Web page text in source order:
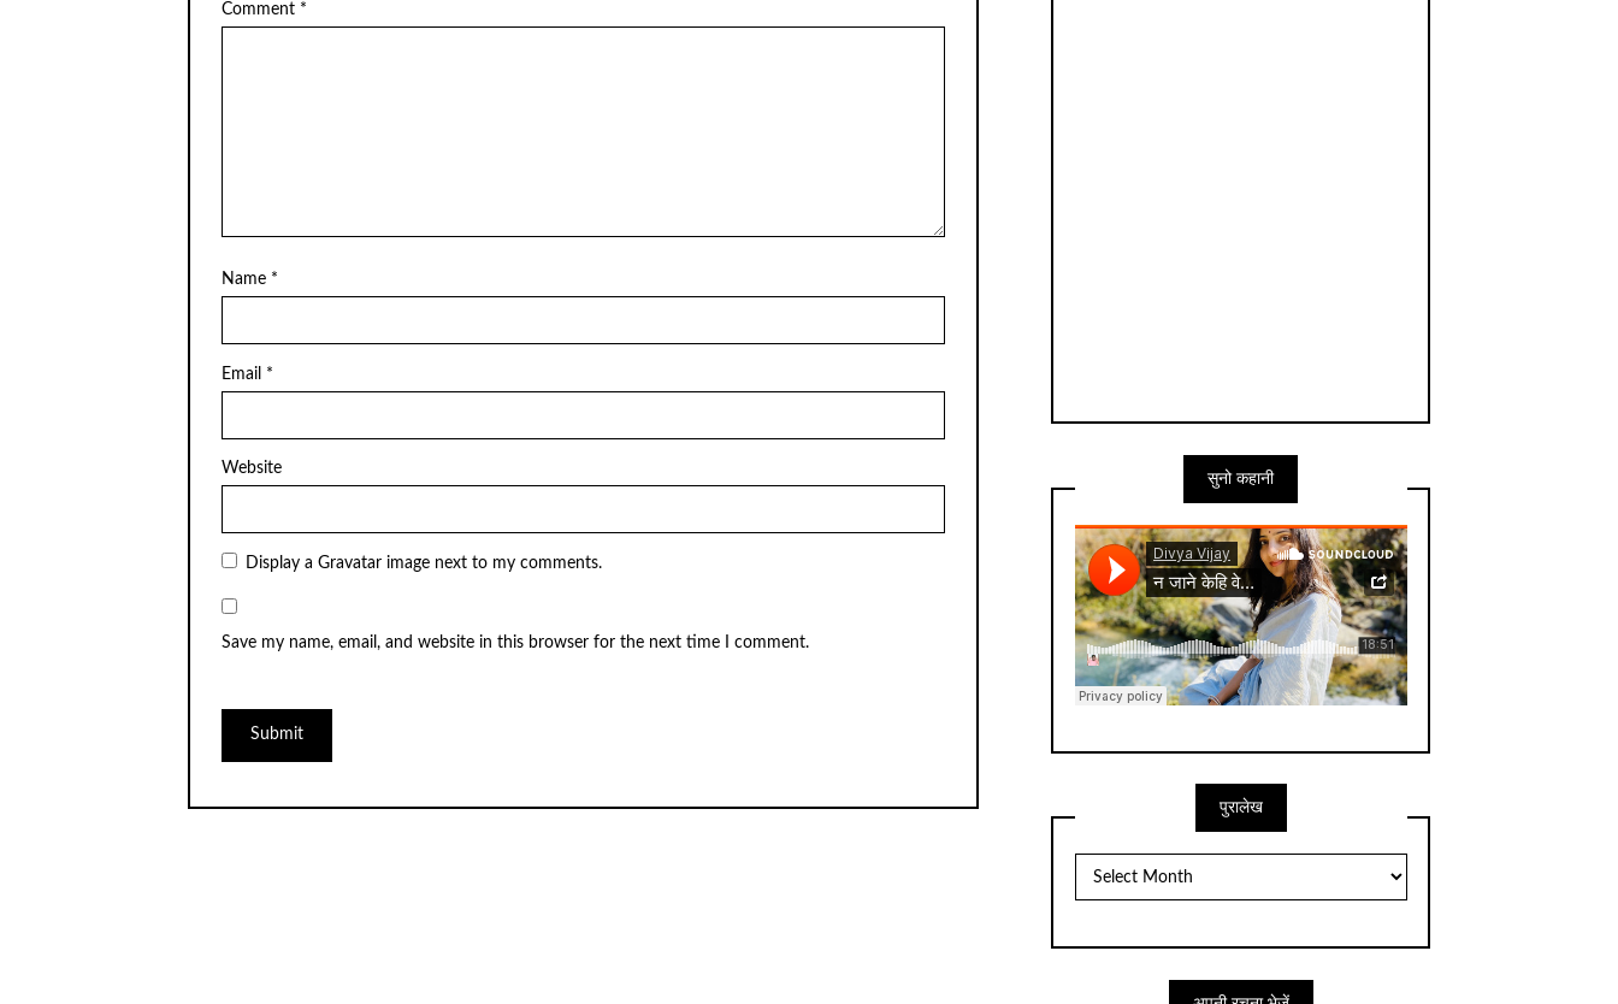
Comment *
Name *
Email *
Website
Display aGravatar image next to my comments.
Save my name, email, and website in this browser for the next time I comment.
सुनो कहानी
पुरालेख